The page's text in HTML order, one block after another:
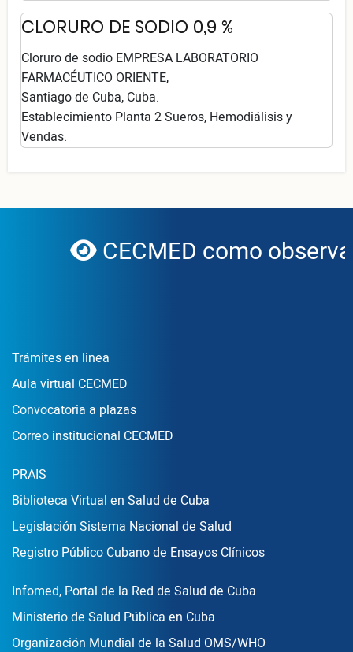
CLORURO DE SODIO 0,9 %
Cloruro de sodio EMPRESA LABORATORIO
FARMACÉUTICO ORIENTE,
Santiago de Cuba, Cuba.
Establecimiento Planta 2 Sueros, Hemodiálisis y
Vendas.
globe
CECMED como
Enlace Footer1
Trámites en linea
Aula virtual CECMED
Convocatoria a plazas
Correo institucional CECMED
Enlace Footer2
PRAIS
Biblioteca Virtual en Salud de Cuba
Legislación Sistema Nacional de Salud
Registro Público Cubano de Ensayos Clínicos
Enlace Footer3
Infomed, Portal de la Red de Salud de Cuba
Ministerio de Salud Pública en Cuba
Organización Mundial de la Salud OMS/WHO